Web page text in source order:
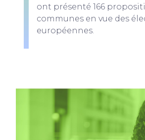
ont présenté 166
communes en vue des
européennes.